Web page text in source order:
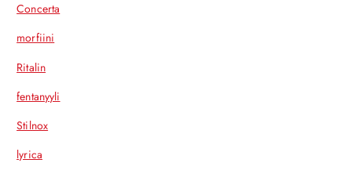
Concerta
morfiini
Ritalin
fentanyyli
Stilnox
lyrica